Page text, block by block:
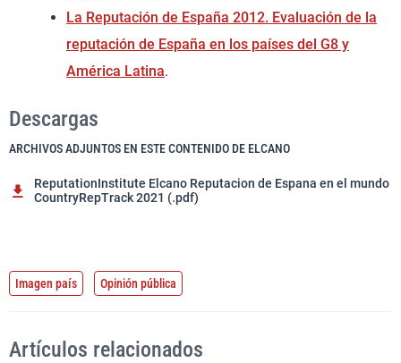
La Reputación de España 2012. Evaluación de la
reputación de España en los países del G8 y
América Latina.
Descargas
ARCHIVOS ADJUNTOS EN ESTE CONTENIDO DE ELCANO
ReputationInstitute Elcano Reputacion de Espana en el mundo
CountryRepTrack 2021 (.pdf)
Imagen país Opinión pública
Artículos relacionados